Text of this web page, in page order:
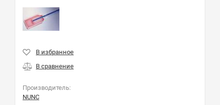
Производитель:
NUNC